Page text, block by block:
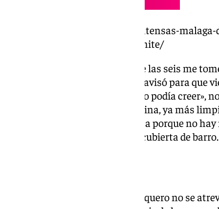
https://www.101tv.es/lluvias-intensas-
campanillas-se-encuentran-limite/
«No hemos dormido nada, sobre las seis me
en solo 20 minutos, mi hija me avisó para que
todo, cuando me asomé no me lo podía creer»,
unos días nos enseñaba su piscina, ya más
que tener cuidado por donde pisa porque no
hasta arriba y completamente cubierta de barro.
En la casa contigua, Aurora Junquero no se